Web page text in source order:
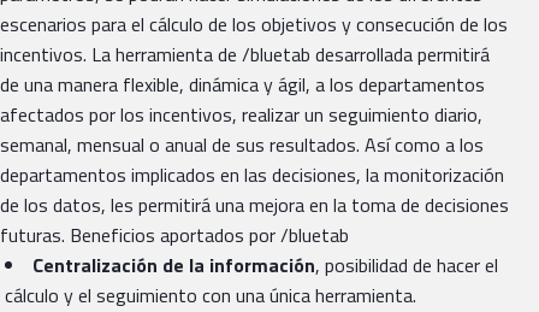
escenarios para el cálculo de los objetivos y consecución de los
incentivos. La herramienta de /bluetab desarrollada permitirá
de una manera flexible, dinámica y ágil, a los departamentos
afectados por los incentivos, realizar un seguimiento diario,
semanal, mensual o anual de sus resultados. Así como a los
departamentos implicados en las decisiones, la monitorización
de los datos, les permitirá una mejora en la toma de decisiones
futuras. Beneficios aportados por /bluetab
Centralización de la información, posibilidad de hacer el
cálculo y el seguimiento con una única herramienta.